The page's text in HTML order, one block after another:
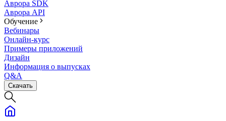
Аврора SDK
Аврора API
Обучение
Вебинары
Онлайн-курс
Примеры приложений
Дизайн
Информация о выпусках
Q&A
Скачать